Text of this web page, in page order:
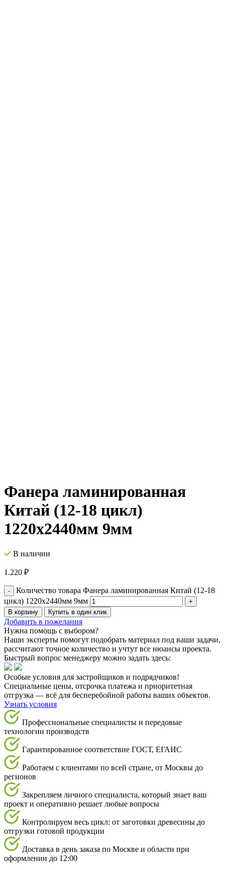
Фанера ламинированная
Китай (12-18 цикл)
1220х2440мм 9мм
В наличии
1.220 ₽
Количество товара Фанера ламинированная Китай (12-18
цикл) 1220х2440мм 9мм
В корзину Купить в один клик
Добавить в пожелания
Нужна помощь с выбором?
Наши эксперты помогут подобрать материал под ваши задачи,
рассчитают точное количество и учтут все нюансы проекта.
Быстрый вопрос менеджеру можно задать здесь:
Особые условия для застройщиков и подрядчиков!
Специальные цены, отсрочка платежа и приоритетная
отгрузка — всё для бесперебойной работы ваших объектов.
Узнать условия
Профессиональные специалисты и передовые
технологии производств
Гарантированное соответствие ГОСТ, ЕГАИС
Работаем с клиентами по всей стране, от Москвы до
регионов
Закрепляем личного специалиста, который знает ваш
проект и оперативно решает любые вопросы
Контролируем весь цикл: от заготовки древесины до
отгрузки готовой продукции
Доставка в день заказа по Москве и области при
оформлении до 12:00